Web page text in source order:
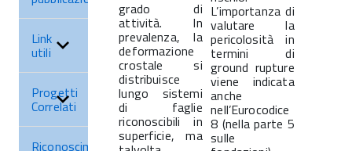
Link
utili
Progetti
Correlati
Riconoscimenti
grado di
attività. In
prevalenza, la
deformazione
crostale si
distribuisce
lungo sistemi
di faglie
riconoscibili in
superficie, ma
L’importanza di
valutare la
pericolosità in
termini di
ground rupture
viene indicata
anche
nell’Eurocodice
8 (nella parte 5
sulle